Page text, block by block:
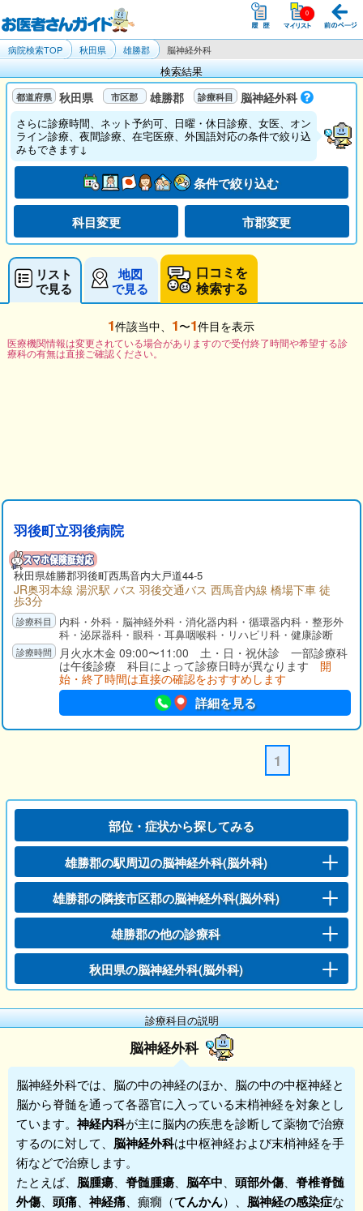
病院検索TOP 秋田県 雄勝郡 脳神経外科
検索結果
秋田県 雄勝郡 脳神経外科
さらに診療時間、ネット予約可、日曜・休日診療、女医、オン
ライン診療、夜間診療、在宅医療、外国語対応の条件で絞り込
みもできます↓
条件で絞り込む
科目変更 市郡変更
リスト
で見る
地図
で見る
口コミを
検索する
1件該当中、 1〜1件目を表示
医療機関情報は変更されている場合がありますので受付終了時間や希望する診
療科の有無は直接ご確認ください。
羽後町立羽後病院
秋田県雄勝郡羽後町西馬音内大戸道44-5
JR奥羽本線 湯沢駅 バス 羽後交通バス 西馬音内線 橋場下車 徒
歩3分
内科・外科・脳神経外科・消化器内科・循環器内科・整形外
科・泌尿器科・眼科・耳鼻咽喉科・リハビリ科・健康診断
月火水木金 09:00〜11:00 土・日・祝休診 一部診療科
は午後診療 科目によって診療日時が異なります 開
始・終了時間は直接の確認をおすすめします
詳細を見る
1
部位・症状から探してみる
雄勝郡の駅周辺の脳神経外科(脳外科)
雄勝郡の隣接市区郡の脳神経外科(脳外科)
雄勝郡の他の診療科
秋田県の脳神経外科(脳外科)
診療科目の説明
脳神経外科
脳神経外科では、脳の中の神経のほか、脳の中の中枢神経と
脳から脊髄を通って各器官に入っている末梢神経を対象とし
ています。 神経内科が主に脳内の疾患を診断して薬物で治療
するのに対して、 脳神経外科は中枢神経および末梢神経を手
術などで治療します。
たとえば、 脳腫瘍 、脊髄腫瘍 脳卒中 頭部外傷 、脊椎脊髄
外傷
頭痛 神経痛 、癲癇（てんかん）、 脳神経の感染症な